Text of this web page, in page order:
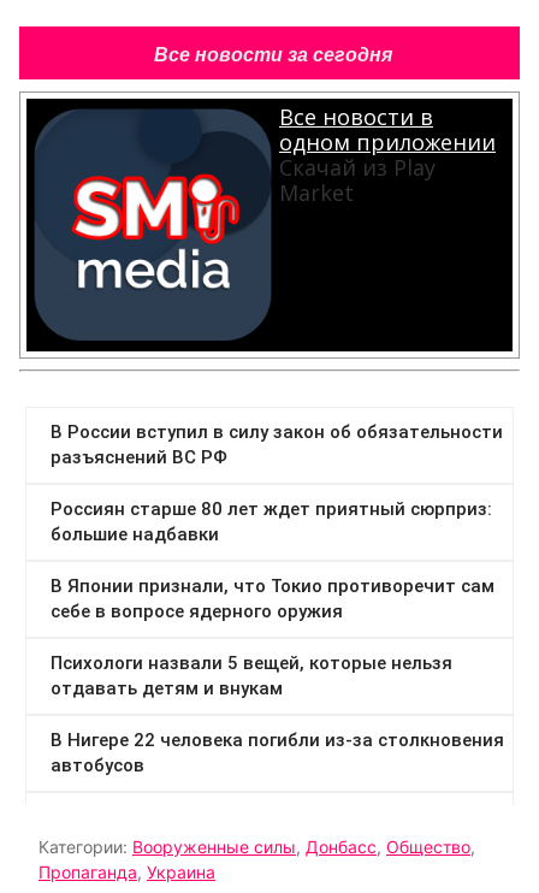
Все новости за сегодня
Все новости в
одном приложении
Скачай из Play
Market
Категории: Вооруженные силы, Донбасс, Общество,
Пропаганда, Украина